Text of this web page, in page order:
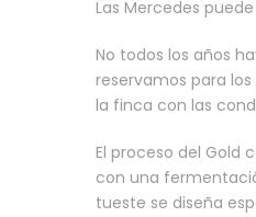
Las Mercedes
No todos los años
reservamos para
la finca con las
El proceso del
con una
tueste se diseña